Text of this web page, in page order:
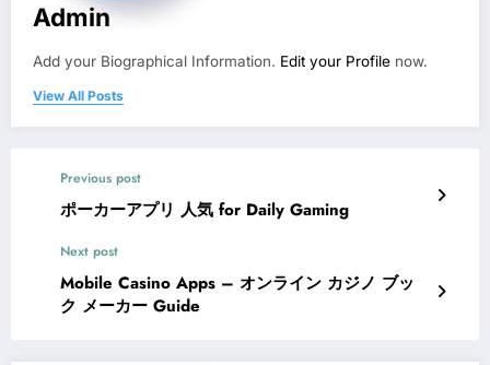
Admin
Add your Biographical Information. Edit your Profile now.
View All Posts
Previous post
ポーカーアプリ 人気 for Daily Gaming
Next post
Mobile Casino Apps – オンライン カジノ ブッ
ク メーカー Guide